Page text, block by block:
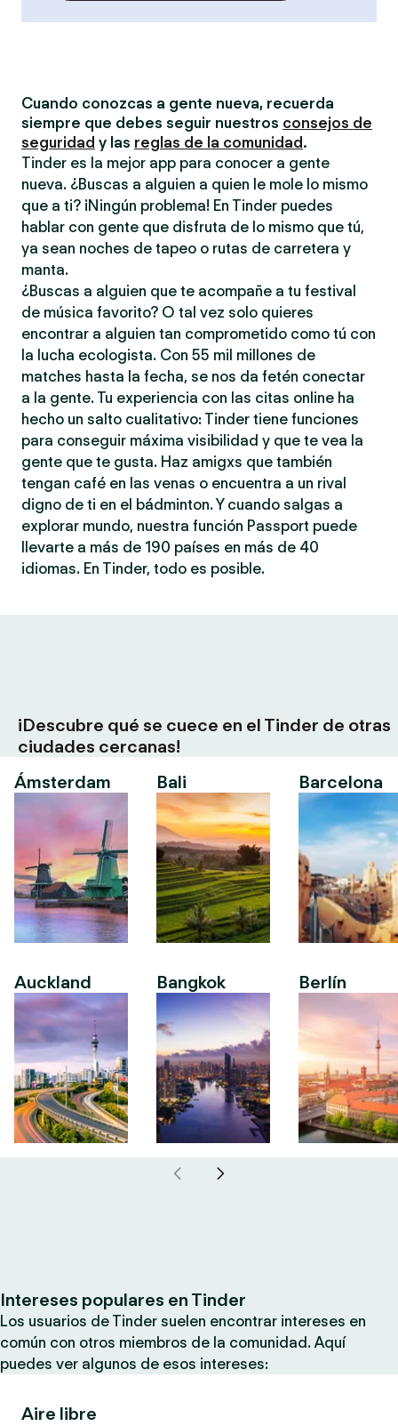
Cuando conozcas a gente nueva, recuerda
siempre que debes seguir nuestros consejos de
seguridad y las reglas de la comunidad .
Tinder es la mejor app para conocer a gente
nueva. ¿Buscas a alguien a quien le mole lo mismo
que a ti? ¡Ningún problema! En Tinder puedes
hablar con gente que disfruta de lo mismo que tú,
ya sean noches de tapeo o rutas de carretera y
manta.
¿Buscas a alguien que te acompañe a tu festival
de música favorito? O tal vez solo quieres
encontrar a alguien tan comprometido como tú con
la lucha ecologista. Con 55 mil millones de
matches hasta la fecha, se nos da fetén conectar
a la gente. Tu experiencia con las citas online ha
hecho un salto cualitativo: Tinder tiene funciones
para conseguir máxima visibilidad y que te vea la
gente que te gusta. Haz amigxs que también
tengan café en las venas o encuentra a un rival
digno de ti en el bádminton. Y cuando salgas a
explorar mundo, nuestra función Passport puede
llevarte a más de 190 países en más de 40
idiomas. En Tinder, todo es posible.
¡Descubre qué se cuece en el Tinder de otras
ciudades cercanas!
Ámsterdam
Auckland
Bali
Bangkok
Barcelona
Berlín
Intereses populares en Tinder
Los usuarios de Tinder suelen encontrar intereses en
común con otros miembros de la comunidad. Aquí
puedes ver algunos de esos intereses:
Aire libre